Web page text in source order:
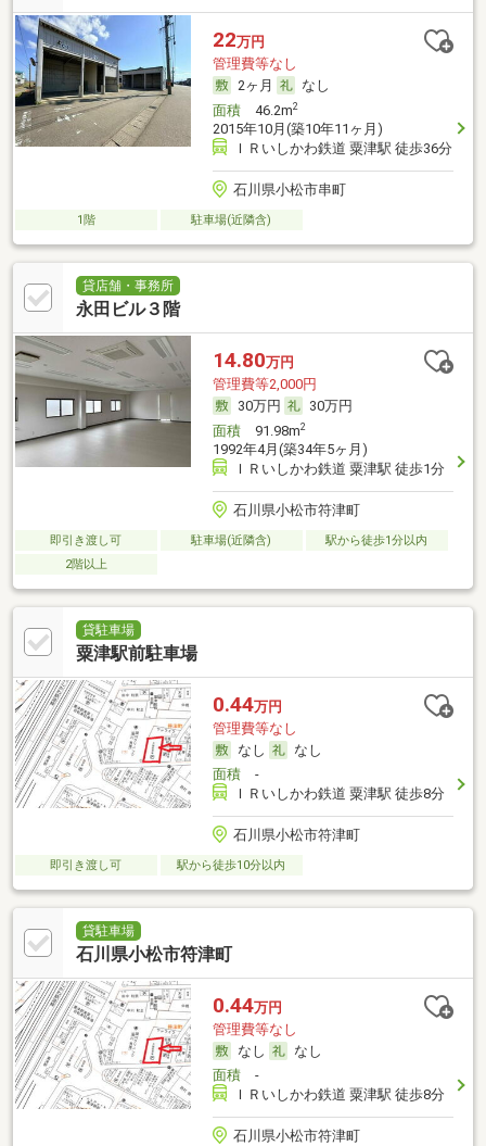
22万円
管理費等なし
2ヶ月
なし
面積46.2m2
2015年10月(築10年11ヶ月)
ＩＲいしかわ鉄道 粟津駅 徒歩36分
石川県小松市串町
1階 駐車場(近隣含)
貸店舗・事務所
永田ビル３階
14.80万円
管理費等2,000円
30万円
30万円
面積91.98m2
1992年4月(築34年5ヶ月)
ＩＲいしかわ鉄道 粟津駅 徒歩1分
石川県小松市符津町
即引き渡し可 駐車場(近隣含)
駅から徒歩1分以内
2階以上
貸駐車場
粟津駅前駐車場
0.44万円
管理費等なし
なし
なし
面積-
ＩＲいしかわ鉄道 粟津駅 徒歩8分
石川県小松市符津町
即引き渡し可 駅から徒歩10分以内
貸駐車場
石川県小松市符津町
0.44万円
管理費等なし
なし
なし
面積-
ＩＲいしかわ鉄道 粟津駅 徒歩8分
石川県小松市符津町